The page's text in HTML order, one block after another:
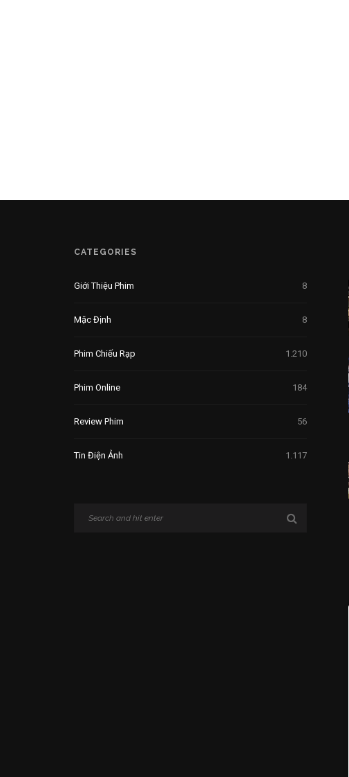
CATEGORIES
Giới Thiệu Phim 8
Mặc Định 8
Phim Chiếu Rạp 1.210
Phim Online 184
Review Phim 56
Tin Điện Ảnh 1.117